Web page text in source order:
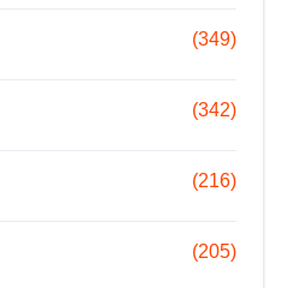
(349)
(342)
(216)
(205)